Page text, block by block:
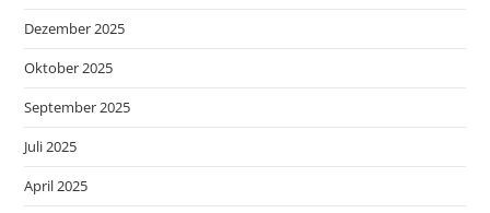
Dezember 2025
Oktober 2025
September 2025
Juli 2025
April 2025